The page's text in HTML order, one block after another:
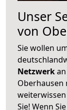
Unser
von
Sie wollen
Netzwerk
Oberhausen
Sie! Wenn